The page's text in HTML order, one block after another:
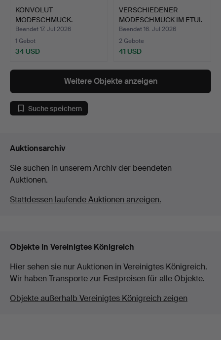
KONVOLUT
MODESCHMUCK.
Beendet 17. Jul 2026
1 Gebot
34 USD
VERSCHIEDENER
MODESCHMUCK IM ETUI.
Beendet 16. Jul 2026
2 Gebote
41 USD
Weitere Objekte anzeigen
Suche speichern
Auktionsarchiv
Sie suchen in unserem Archiv der beendeten
Auktionen.
Stattdessen laufende Auktionen anzeigen.
Objekte in Vereinigtes Königreich
Hier sehen sie nur Auktionen in Vereinigtes Königreich.
Wir haben Transporte zur Festpreisen für alle Objekte.
Objekte außerhalb Vereinigtes Königreich zeigen